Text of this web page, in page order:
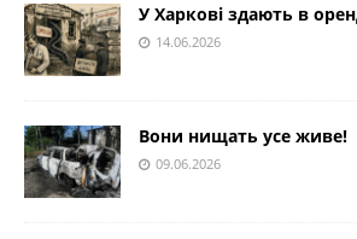
У Харкові здають в
14.06.2026
Вони нищать усе живе!
09.06.2026